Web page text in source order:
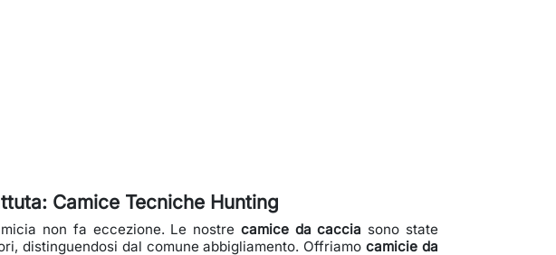
Camice Tecniche Hunting
non fa eccezione. Le nostre camice da caccia sono state
distinguendosi dal comune abbigliamento. Offriamocamicie da